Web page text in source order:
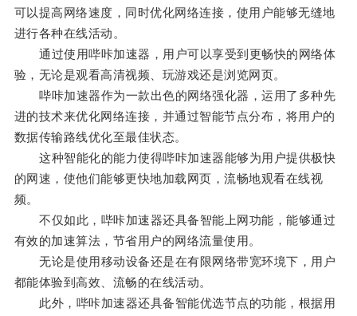
可以提高网络速度，同时优化网络连接，使用户能够无缝地
进行各种在线活动。
通过使用哔咔加速器，用户可以享受到更畅快的网络体
验，无论是观看高清视频、玩游戏还是浏览网页。
哔咔加速器作为一款出色的网络强化器，运用了多种先
进的技术来优化网络连接，并通过智能节点分布，将用户的
数据传输路线优化至最佳状态。
这种智能化的能力使得哔咔加速器能够为用户提供极快
的网速，使他们能够更快地加载网页，流畅地观看在线视
频。
不仅如此，哔咔加速器还具备智能上网功能，能够通过
有效的加速算法，节省用户的网络流量使用。
无论是使用移动设备还是在有限网络带宽环境下，用户
都能体验到高效、流畅的在线活动。
此外，哔咔加速器还具备智能优选节点的功能，根据用